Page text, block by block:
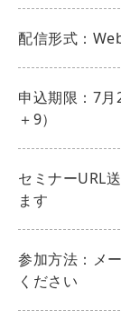
配信形式：
申込期限：7
＋9）
セミナーURL
ます
参加方法：メ
ください